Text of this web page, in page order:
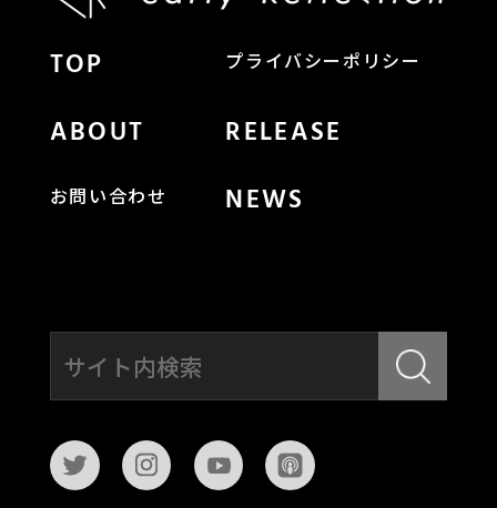
TOP プライバシーポリシー
ABOUT RELEASE
お問い合わせ NEWS